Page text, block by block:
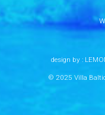
design by :
© 2025 Villa